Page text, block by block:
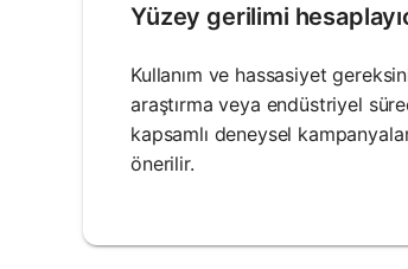
Yüzey gerilimi
Kullanım ve hassasiyet
araştırma veya endüstriyel
kapsamlı deneysel
önerilir.